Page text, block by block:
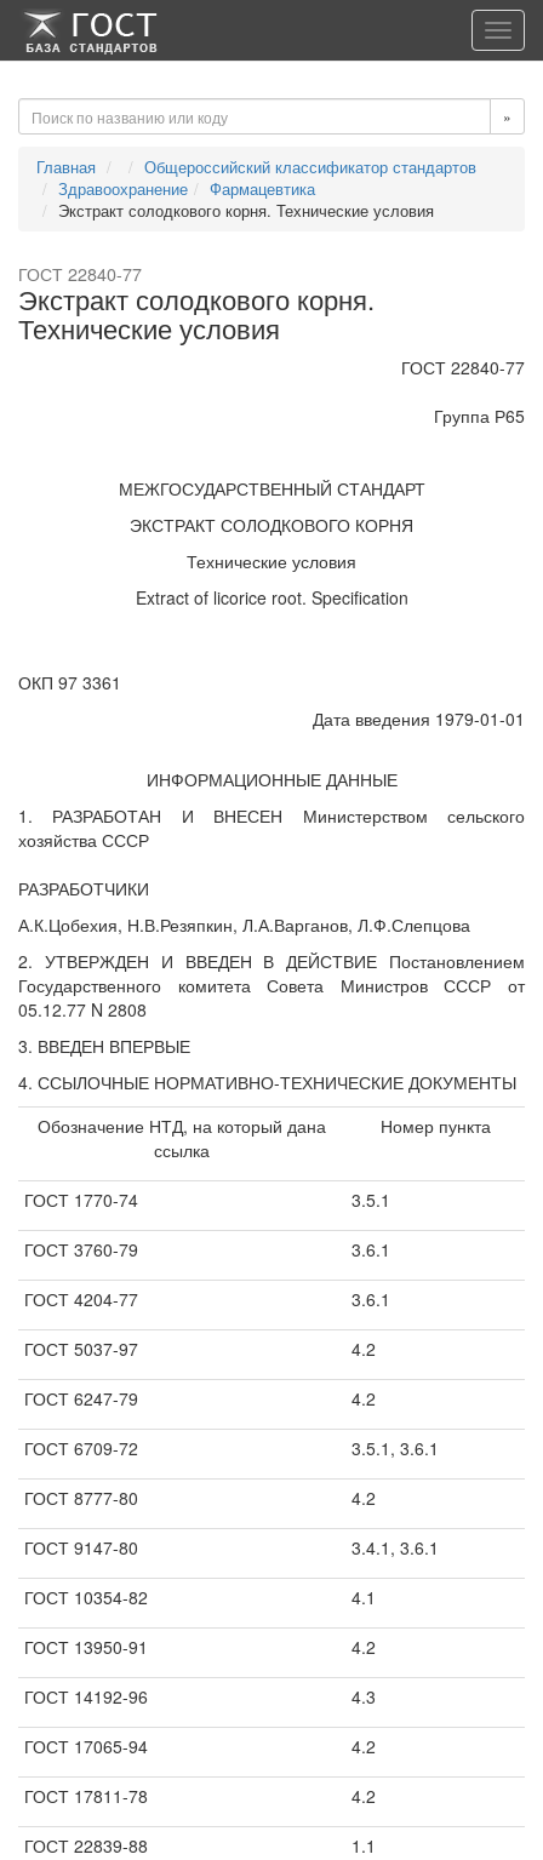
-->-->
»
Главная
Общероссийский классификатор стандартов
Здравоохранение
Фармацевтика
Экстракт солодкового корня. Технические условия
ГОСТ 22840-77
Экстракт солодкового корня.
Технические условия
ГОСТ 22840-77
Группа Р65
МЕЖГОСУДАРСТВЕННЫЙ СТАНДАРТ
ЭКСТРАКТ СОЛОДКОВОГО КОРНЯ
Технические условия
Extract of licorice root. Specification
ОКП 97 3361
Дата введения 1979-01-01
ИНФОРМАЦИОННЫЕ ДАННЫЕ
1. РАЗРАБОТАН И ВНЕСЕН Министерством сельского
хозяйства СССР
РАЗРАБОТЧИКИ
А.К.Цобехия, Н.В.Резяпкин, Л.А.Варганов, Л.Ф.Слепцова
2. УТВЕРЖДЕН И ВВЕДЕН В ДЕЙСТВИЕ Постановлением
Государственного комитета Совета Министров СССР от
05.12.77 N 2808
3. ВВЕДЕН ВПЕРВЫЕ
4. ССЫЛОЧНЫЕ НОРМАТИВНО-ТЕХНИЧЕСКИЕ ДОКУМЕНТЫ
Обозначение НТД, на который дана
ссылка
Номер пункта
ГОСТ 1770-74 3.5.1
ГОСТ 3760-79 3.6.1
ГОСТ 4204-77 3.6.1
ГОСТ 5037-97 4.2
ГОСТ 6247-79 4.2
ГОСТ 6709-72 3.5.1, 3.6.1
ГОСТ 8777-80 4.2
ГОСТ 9147-80 3.4.1, 3.6.1
ГОСТ 10354-82 4.1
ГОСТ 13950-91 4.2
ГОСТ 14192-96 4.3
ГОСТ 17065-94 4.2
ГОСТ 17811-78 4.2
ГОСТ 22839-88 1.1